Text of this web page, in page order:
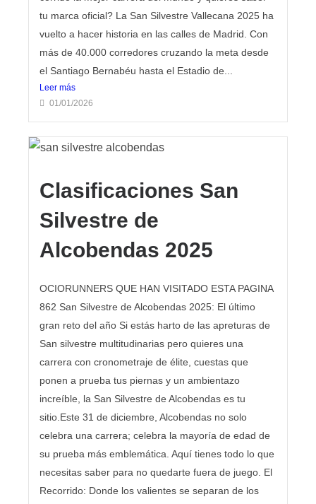
tu marca oficial? La San Silvestre Vallecana 2025 ha
vuelto a hacer historia en las calles de Madrid. Con
más de 40.000 corredores cruzando la meta desde
el Santiago Bernabéu hasta el Estadio de...
Leer más
01/01/2026
Clasificaciones San
Silvestre de
Alcobendas 2025
OCIORUNNERS QUE HAN VISITADO ESTA PAGINA
862 San Silvestre de Alcobendas 2025: El último
gran reto del año Si estás harto de las apreturas de
San silvestre multitudinarias pero quieres una
carrera con cronometraje de élite, cuestas que
ponen a prueba tus piernas y un ambientazo
increíble, la San Silvestre de Alcobendas es tu
sitio.Este 31 de diciembre, Alcobendas no solo
celebra una carrera; celebra la mayoría de edad de
su prueba más emblemática. Aquí tienes todo lo que
necesitas saber para no quedarte fuera de juego. El
Recorrido: Donde los valientes se separan de los